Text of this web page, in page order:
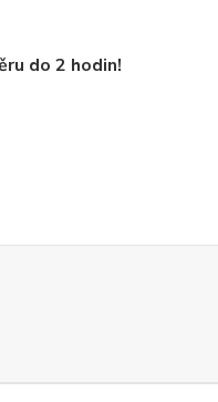
do 2 hodin!